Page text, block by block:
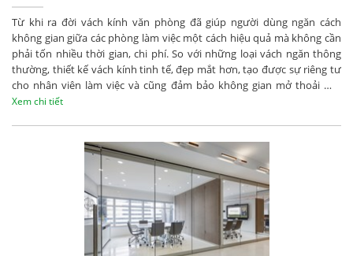
Từ khi ra đời vách kính văn phòng đã giúp người dùng ngăn cách
không gian giữa các phòng làm việc một cách hiệu quả mà không cần
phải tốn nhiều thời gian, chi phí. So với những loại vách ngăn thông
thường, thiết kế vách kính tinh tế, đẹp mắt hơn, tạo được sự riêng tư
cho nhân viên làm việc và cũng đảm bảo không gian mở thoải mái
nhất.
Xem chi tiết